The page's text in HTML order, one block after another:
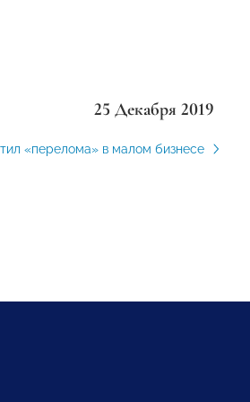
25 Декабря 2019
«перелома» в малом бизнесе